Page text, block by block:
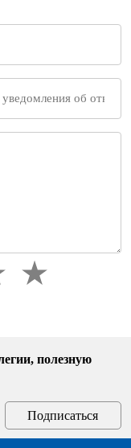
полезную